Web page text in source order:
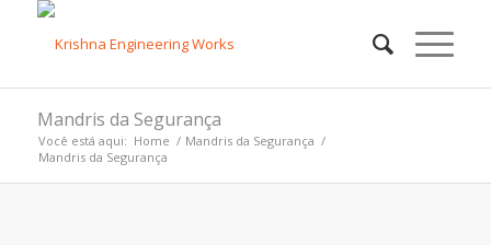
Mandris da Segurança
Você está aqui: Home / Mandris da Segurança /
Mandris da Segurança